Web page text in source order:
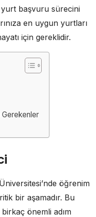
başvuru sürecini
en uygun yurtları
için gereklidir.
Gerekenler
öğrenim
bir aşamadır. Bu
önemli adım